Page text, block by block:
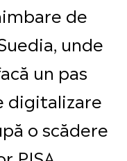
de
unde
un pas
digitalizare
o scădere